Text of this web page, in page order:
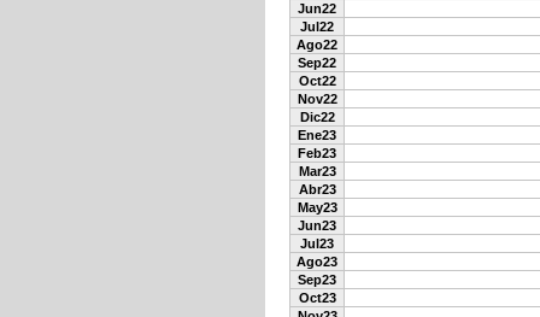
Jun22
Jul22
Ago22
Sep22
Oct22
Nov22
Dic22
Ene23
Feb23
Mar23
Abr23
May23
Jun23
Jul23
Ago23
Sep23
Oct23